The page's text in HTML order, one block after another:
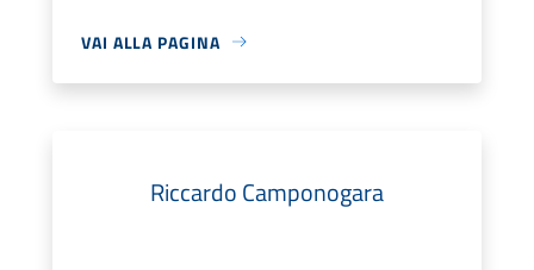
VAI ALLA PAGINA
Riccardo Camponogara